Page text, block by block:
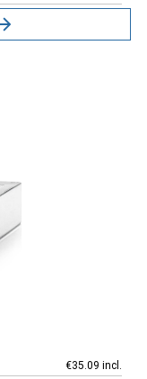
€35.09 incl.